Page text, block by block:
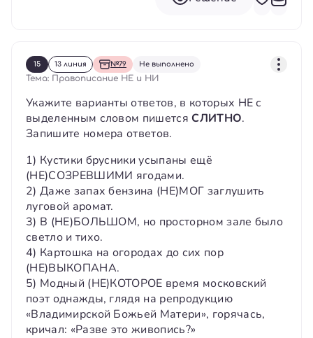
15 13 линия №79 Не выполнено
Тема: Правописание НЕ и НИ
Укажите варианты ответов, в которых НЕ с
выделенным словом пишетсяСЛИТНО.
Запишите номера ответов.
1) Кустики брусники усыпаны ещё
(НЕ)СОЗРЕВШИМИ ягодами.
2) Даже запах бензина (НЕ)МОГ заглушить
луговой аромат.
3) В (НЕ)БОЛЬШОМ, но просторном зале было
светло и тихо.
4) Картошка на огородах до сих пор
(НЕ)ВЫКОПАНА.
5) Модный (НЕ)КОТОРОЕ время московский
поэт однажды, глядя на репродукцию
«Владимирской Божьей Матери», горячась,
кричал: «Разве это живопись?»